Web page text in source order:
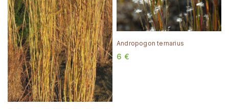
Andropogon ternarius
6 €